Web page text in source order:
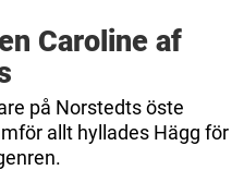
Caroline af
på Norstedts öste
allt hyllades Hägg för